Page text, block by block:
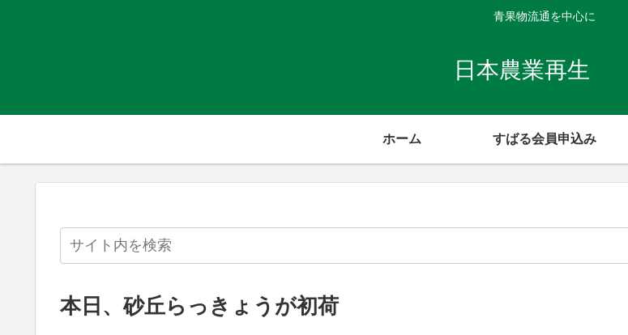
青果物流通を中心に
日本農業再生
ホーム すばる会員申込み
本日、砂丘らっきょうが初荷